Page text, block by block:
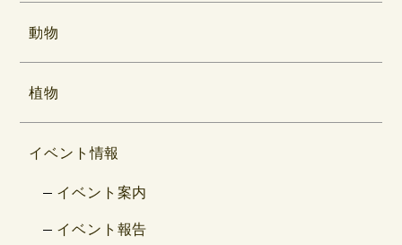
動物
植物
イベント情報
イベント案内
イベント報告